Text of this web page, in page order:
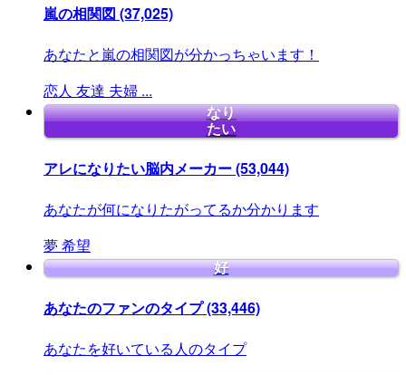
嵐の相関図 (37,025)
あなたと嵐の相関図が分かっちゃいます！
恋人 友達 夫婦 ...
なり
たい
アレになりたい脳内メーカー(53,044)
あなたが何になりたがってるか分かります
夢希望
好
あなたのファンのタイプ(33,446)
あなたを好いている人のタイプ